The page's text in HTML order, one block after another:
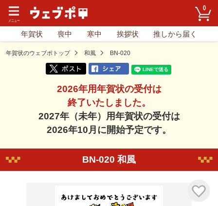
0
年賀状 喪中 寒中 挨拶状 推しから届く
年賀状のウェブポトップ 和風 BN-020
2026年用年賀状の受付は
終了いたしました。
2027年（未年）用年賀状の受付は
2026年10月に開始予定です。
BN-020 和風